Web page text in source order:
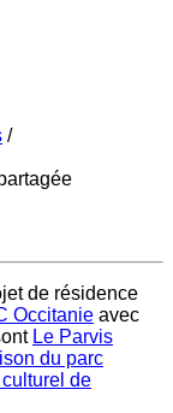
/
de résidence
Occitanie avec
Le Parvis
du parc
de